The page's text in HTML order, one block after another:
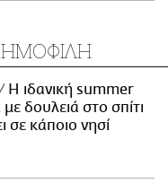
Η ιδανική summer
με δουλειά στο σπίτι
σε κάποιο νησί